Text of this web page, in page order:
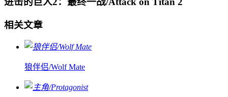
相关文章
狼伴侣/Wolf Mate